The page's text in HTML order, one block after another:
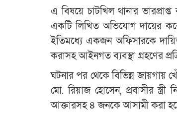
এ বিষয়ে চাটখিল থানার
একটি লিখিত অভিযোগ দায়ের
ইতিমধ্যে একজন অফিসারকে
করাসহ আইনগত ব্যবস্থা গ্রহণের
ঘটনার পর থেকে বিভিন্ন জায়গায়
মো. রিয়াজ হোসেন, প্রবাসীর
আক্তারসহ ৪ জনকে আসামী করা